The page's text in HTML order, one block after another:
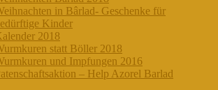
in Bârlad- Geschenke für
Kinder
2018
statt Böller 2018
und Impfungen 2016
– Help Azorel Barlad